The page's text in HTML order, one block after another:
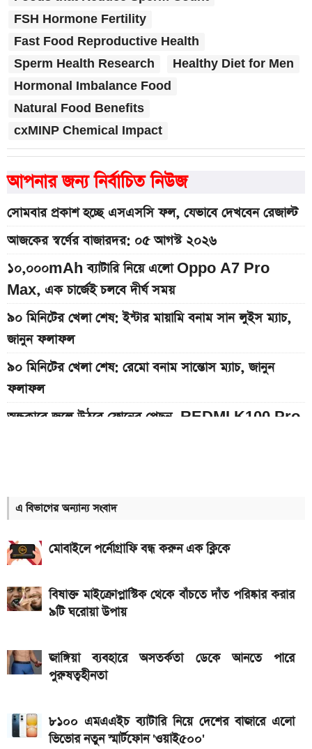
FSH Hormone Fertility
Fast Food Reproductive Health
Sperm Health Research
Healthy Diet for Men
Hormonal Imbalance Food
Natural Food Benefits
cxMINP Chemical Impact
আপনার জন্য নির্বাচিত নিউজ
সোমবার প্রকাশ হচ্ছে এসএসসি ফল, যেভাবে দেখবেন রেজাল্ট
আজকের স্বর্ণের বাজারদর: ০৫ আগস্ট ২০২৬
১০,০০০mAh ব্যাটারি নিয়ে এলো Oppo A7 Pro
Max, এক চার্জেই চলবে দীর্ঘ সময়
৯০ মিনিটের খেলা শেষ: ইন্টার মায়ামি বনাম সান লুইস ম্যাচ,
জানুন ফলাফল
৯০ মিনিটের খেলা শেষ: রেমো বনাম সান্তোস ম্যাচ, জানুন
ফলাফল
অন্ধকারে জ্বলে উঠবে ফোনের পেছন, REDMI K100 Pro
১২ আগস্ট আসছে Realme 16x 5G, ৭,০০০mAh
ব্যাটারিসহ সম্ভাব্য দাম
৮০০০ mAh ব্যাটারি সহ আসছে Redmi Note 17 5G,
দাম কত?
একটু পর শুরু, Milan Vs Inter ম্যাচ; লাইভ দেখুন এখানে
একটু পর শুরু, চেলসি ও জুভেন্টাস ম্যাচ; লাইভ দেখুন এখানে
ইন্টার মায়ামির বাকি দুই ম্যাচের সূচি প্রকাশ; যেভাবে দেখবেন
লাইভ
আজকের সকল দেশের টাকার রেট: ০৫ আগস্ট ২০২৬
এ বিভাগের অন্যান্য সংবাদ
মোবাইলে পর্নোগ্রাফি বন্ধ করুন এক ক্লিকে
বিষাক্ত মাইক্রোপ্লাস্টিক থেকে বাঁচতে দাঁত পরিষ্কার করার
৯টি ঘরোয়া উপায়
জাঙ্গিয়া ব্যবহারে অসতর্কতা ডেকে আনতে পারে
পুরুষত্বহীনতা
৮১০০ এমএএইচ ব্যাটারি নিয়ে দেশের বাজারে এলো
ভিভোর নতুন স্মার্টফোন 'ওয়াই৫০০'